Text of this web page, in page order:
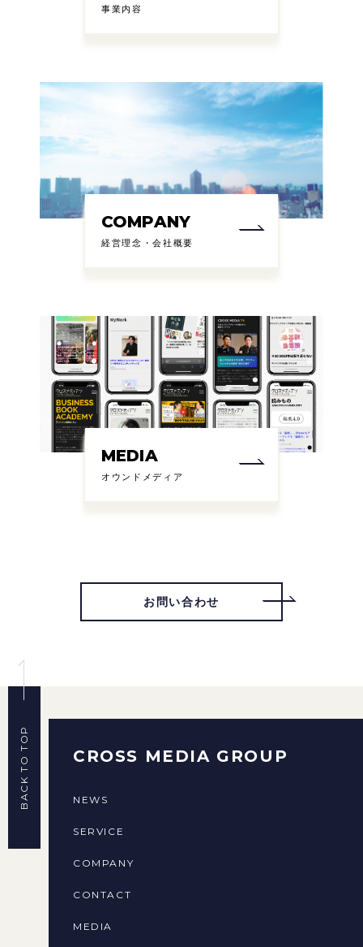
事業内容
COMPANY
経営理念・会社概要
MEDIA
オウンドメディア
お問い合わせ
BACK TO TOP CROSS MEDIA GROUP
NEWS
SERVICE
COMPANY
CONTACT
MEDIA